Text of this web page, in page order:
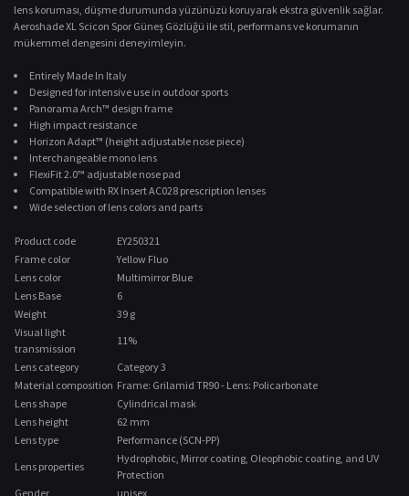
lens koruması, düşme durumunda yüzünüzü koruyarak ekstra güvenlik sağlar.
Aeroshade XL Scicon Spor Güneş Gözlüğü ile stil, performans ve korumanın
mükemmel dengesini deneyimleyin.
Entirely Made In Italy
Designed for intensive use in outdoor sports
Panorama Arch™ design frame
High impact resistance
Horizon Adapt™ (height adjustable nose piece)
Interchangeable mono lens
FlexiFit 2.0™ adjustable nose pad
Compatible with RX Insert AC028 prescription lenses
Wide selection of lens colors and parts
Product code
EY250321
Frame color
Yellow Fluo
Lens color
Multimirror Blue
Lens Base
6
Weight
39 g
Visual light
transmission
11%
Lens category
Category 3
Material composition Frame: Grilamid TR90 - Lens: Policarbonate
Lens shape
Cylindrical mask
Lens height
62 mm
Lens type
Performance (SCN-PP)
Lens properties
Hydrophobic, Mirror coating, Oleophobic coating, and UV
Protection
Gender
unisex